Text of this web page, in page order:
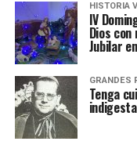
HISTORIA
IV
Dios
Jubilar
GRANDES
Tenga
indigesta